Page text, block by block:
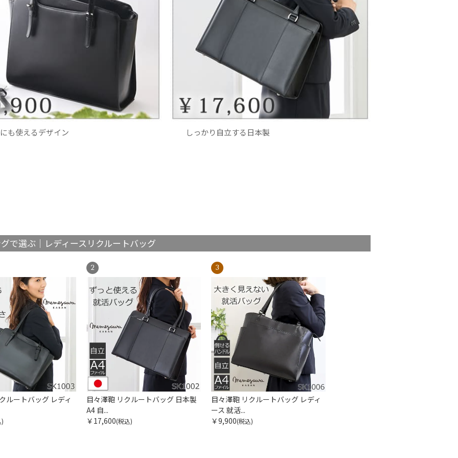
も使えるデザイン しっかり自立する日本製
で選ぶ｜レディースリクルートバッグ
ルートバッグ レディ
目々澤鞄 リクルートバッグ 日本製
A4 自...
￥17,600(税込)
目々澤鞄 リクルートバッグ レディ
ース 就活...
￥9,900(税込)